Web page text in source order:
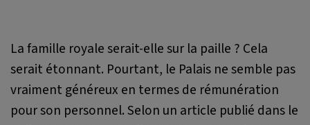
La famille royale serait-elle sur la paille ? Cela
serait étonnant. Pourtant, le Palais ne semble pas
vraiment généreux en termes de rémunération
pour son personnel. Selon un article publié dans le